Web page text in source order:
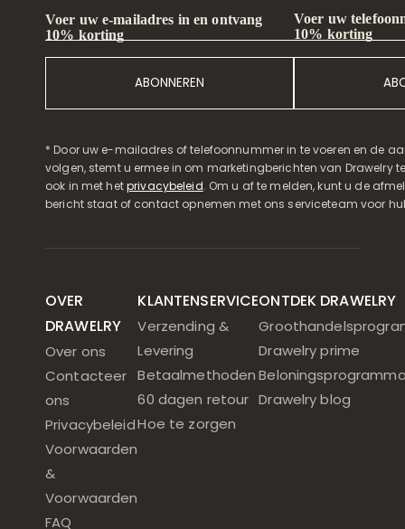
Voer uw e-mailadres in en ontvang
10% korting
ABONNEREN
Voer uw
10% korting
* Door uw e-mailadres of telefoonnummer in te voeren en de
volgen, stemt u ermee in om marketingberichten van Drawelry
ook in met hetprivacybeleid. Om u af te melden, kunt u de
bericht staat of contact opnemen met ons serviceteam voor
OVER
DRAWELRY
Over ons
Contacteer
ons
Privacybeleid
Voorwaarden
&
Voorwaarden
FAQ
KLANTENSERVICE
Verzending &
Levering
Betaalmethoden
60 dagen retour
Hoe te zorgen
ONTDEK DRAWELRY
Drawelry prime
Drawelry blog